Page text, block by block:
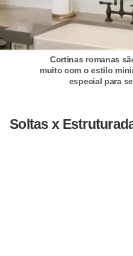
Cortinas romanas
muito com o estilo
especial para
Soltas x
d
o
i